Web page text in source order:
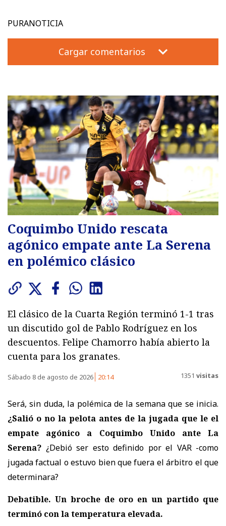
PURANOTICIA
Cargar comentarios
Coquimbo Unido rescata
agónico empate ante La Serena
en polémico clásico
El clásico de la Cuarta Región terminó 1-1 tras
un discutido gol de Pablo Rodríguez en los
descuentos. Felipe Chamorro había abierto la
cuenta para los granates.
Sábado 8 de agosto de 2026 20:14 1351 visitas
Será, sin duda, la polémica de la semana que se inicia.
¿Salió o no la pelota antes de la jugada que le el
empate agónico a Coquimbo Unido ante La
Serena? ¿Debió ser esto definido por el VAR -como
jugada factual o estuvo bien que fuera el árbitro el que
determinara?
Debatible. Un broche de oro en un partido que
terminó con la temperatura elevada.